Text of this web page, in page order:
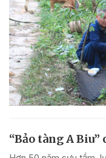
“Bảo tàng A